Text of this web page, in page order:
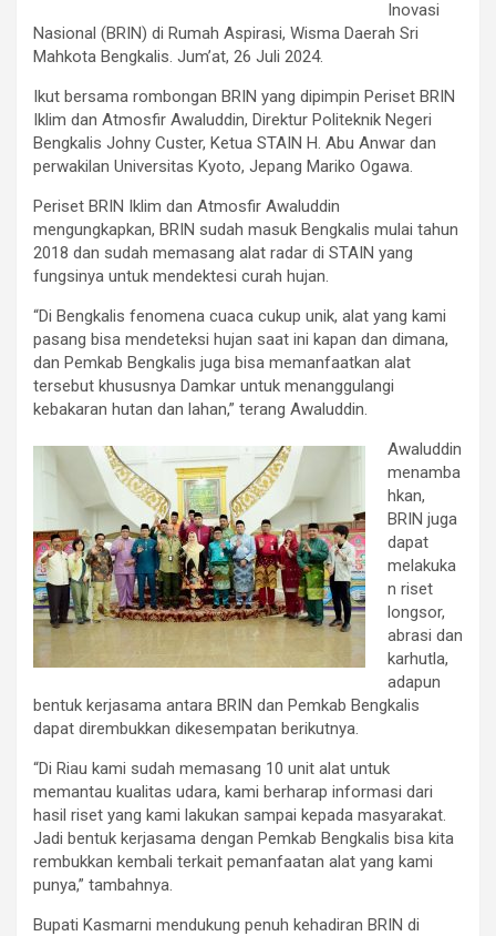
Inovasi
Nasional (BRIN) di Rumah Aspirasi, Wisma Daerah Sri
Mahkota Bengkalis. Jum’at, 26 Juli 2024.
Ikut bersama rombongan BRIN yang dipimpin Periset BRIN
Iklim dan Atmosfir Awaluddin, Direktur Politeknik Negeri
Bengkalis Johny Custer, Ketua STAIN H. Abu Anwar dan
perwakilan Universitas Kyoto, Jepang Mariko Ogawa.
Periset BRIN Iklim dan Atmosfir Awaluddin
mengungkapkan, BRIN sudah masuk Bengkalis mulai tahun
2018 dan sudah memasang alat radar di STAIN yang
fungsinya untuk mendektesi curah hujan.
“Di Bengkalis fenomena cuaca cukup unik, alat yang kami
pasang bisa mendeteksi hujan saat ini kapan dan dimana,
dan Pemkab Bengkalis juga bisa memanfaatkan alat
tersebut khususnya Damkar untuk menanggulangi
kebakaran hutan dan lahan,” terang Awaluddin.
Awaluddin
menamba
hkan,
BRIN juga
dapat
melakuka
n riset
longsor,
abrasi dan
karhutla,
adapun
bentuk kerjasama antara BRIN dan Pemkab Bengkalis
dapat dirembukkan dikesempatan berikutnya.
“Di Riau kami sudah memasang 10 unit alat untuk
memantau kualitas udara, kami berharap informasi dari
hasil riset yang kami lakukan sampai kepada masyarakat.
Jadi bentuk kerjasama dengan Pemkab Bengkalis bisa kita
rembukkan kembali terkait pemanfaatan alat yang kami
punya,” tambahnya.
Bupati Kasmarni mendukung penuh kehadiran BRIN di